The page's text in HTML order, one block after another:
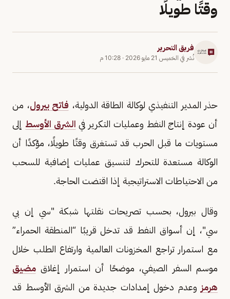
وقتًا طويلًا
فريق التحرير
نُشر في الخميس 21 مايو 2026 · 10:28 م
حذر المدير التنفيذي لوكالة الطاقة الدولية، فاتح بيرول، من
أن عودة إنتاج النفط وعمليات التكرير في الشرق الأوسط إلى
مستويات ما قبل الحرب قد تستغرق وقتًا طويلًا، مؤكدًا أن
الوكالة مستعدة للتحرك لتنسيق عمليات إضافية للسحب
من الاحتياطات الاستراتيجية إذا اقتضت الحاجة.
وقال بيرول، بحسب تصريحات نقلتها شبكة "سي إن بي
سي"، إن أسواق النفط قد تدخل قريبًا “المنطقة الحمراء”
مع استمرار تراجع المخزونات العالمية وارتفاع الطلب خلال
موسم السفر الصيفي، موضحًا أن استمرار إغلاق مضيق
هرمز وعدم دخول إمدادات جديدة من الشرق الأوسط قد